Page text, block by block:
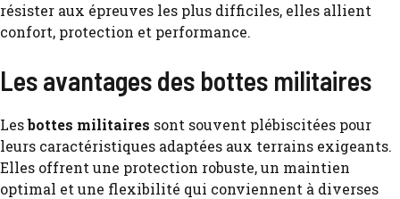
résister aux épreuves les plus difficiles, elles allient
confort, protection et performance.
Les avantages des bottes militaires
Lesbottes militaires sont souvent plébiscitées pour
leurs caractéristiques adaptées aux terrains exigeants.
Elles offrent une protection robuste, un maintien
optimal et une flexibilité qui conviennent à diverses